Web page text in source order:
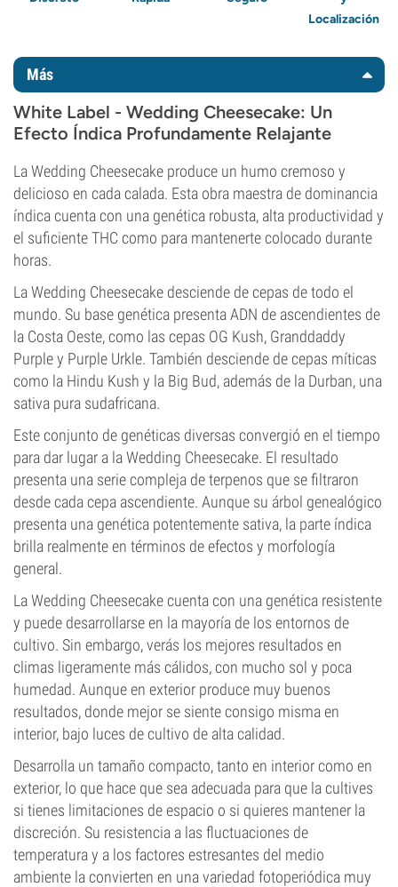
Localización
Más
White Label - Wedding Cheesecake: Un
Efecto Índica Profundamente Relajante
La Wedding Cheesecake produce un humo cremoso y
delicioso en cada calada. Esta obra maestra de dominancia
índica cuenta con una genética robusta, alta productividad y
el suficiente THC como para mantenerte colocado durante
horas.
La Wedding Cheesecake desciende de cepas de todo el
mundo. Su base genética presenta ADN de ascendientes de
la Costa Oeste, como las cepas OG Kush, Granddaddy
Purple y Purple Urkle. También desciende de cepas míticas
como la Hindu Kush y la Big Bud, además de la Durban, una
sativa pura sudafricana.
Este conjunto de genéticas diversas convergió en el tiempo
para dar lugar a la Wedding Cheesecake. El resultado
presenta una serie compleja de terpenos que se filtraron
desde cada cepa ascendiente. Aunque su árbol genealógico
presenta una genética potentemente sativa, la parte índica
brilla realmente en términos de efectos y morfología
general.
La Wedding Cheesecake cuenta con una genética resistente
y puede desarrollarse en la mayoría de los entornos de
cultivo. Sin embargo, verás los mejores resultados en
climas ligeramente más cálidos, con mucho sol y poca
humedad. Aunque en exterior produce muy buenos
resultados, donde mejor se siente consigo misma en
interior, bajo luces de cultivo de alta calidad.
Desarrolla un tamaño compacto, tanto en interior como en
exterior, lo que hace que sea adecuada para que la cultives
si tienes limitaciones de espacio o si quieres mantener la
discreción. Su resistencia a las fluctuaciones de
temperatura y a los factores estresantes del medio
ambiente la convierten en una variedad fotoperiódica muy